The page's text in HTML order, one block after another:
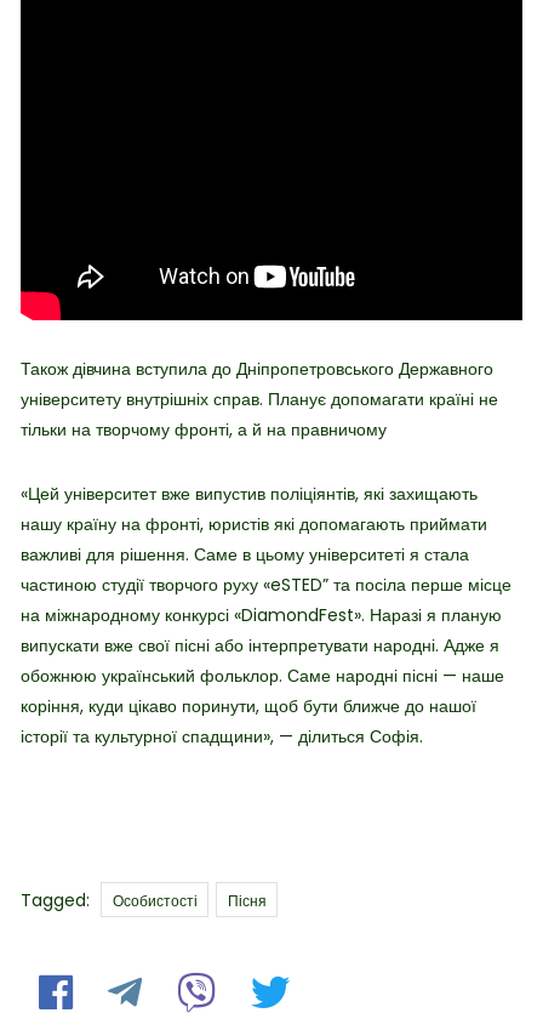
Також дівчина вступила до Дніпропетровського Державного
університету внутрішніх справ. Планує допомагати країні не
тільки на творчому фронті, а й на правничому
«Цей університет вже випустив поліціянтів, які захищають
нашу країну на фронті, юристів які допомагають приймати
важливі для рішення. Саме в цьому університеті я стала
частиною студії творчого руху «eSTED” та посіла перше місце
на міжнародному конкурсі «DiamondFest». Наразі я планую
випускати вже свої пісні або інтерпретувати народні. Адже я
обожнюю український фольклор. Саме народні пісні — наше
коріння, куди цікаво поринути, щоб бути ближче до нашої
історії та культурної спадщини», — ділиться Софія.
Tagged: Tags
Особистості Пісня